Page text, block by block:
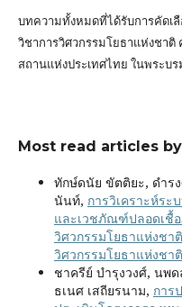
บทความทั้งหมดที่ได้รับการคัดเ
วิชาการวิศวกรรมโยธาแห่งชาติ
สถานแห่งประเทศไทย ในพระบ
Most read articles
ทักษ์ดนัย ขัตติยะ, ดำร
นันท์, การวิเคราะห์ร
และเวชภัณฑ์ปลอดเชื้
วิศวกรรมโยธาแห่งชา
วิศวกรรมโยธาแห่งชา
ชาครีย์ บำรุงวงศ์, นพด
ธเนศ เสถียรนาม, การ